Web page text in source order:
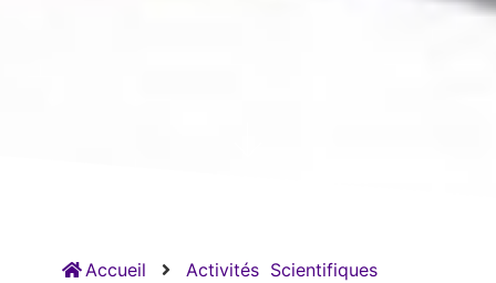
Accueil Activités Scientifiques